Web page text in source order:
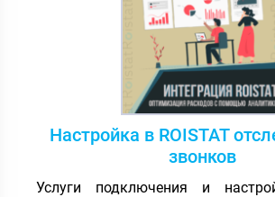
Настройка в ROISTAT
звонков
Услуги подключения и